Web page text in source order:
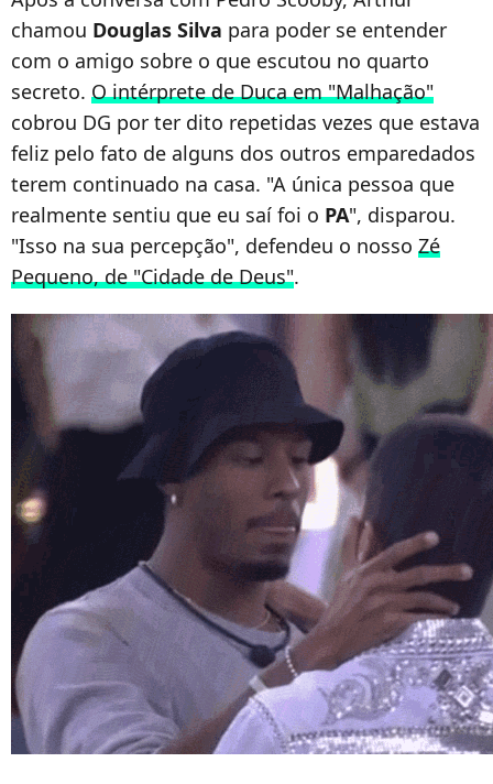
chamou Douglas Silva para poder se entender
com o amigo sobre o que escutou no quarto
secreto. O intérprete de Duca em "Malhação"
cobrou DG por ter dito repetidas vezes que estava
feliz pelo fato de alguns dos outros emparedados
terem continuado na casa. "A única pessoa que
realmente sentiu que eu saí foi o PA", disparou.
"Isso na sua percepção", defendeu o nosso Zé
Pequeno, de "Cidade de Deus".